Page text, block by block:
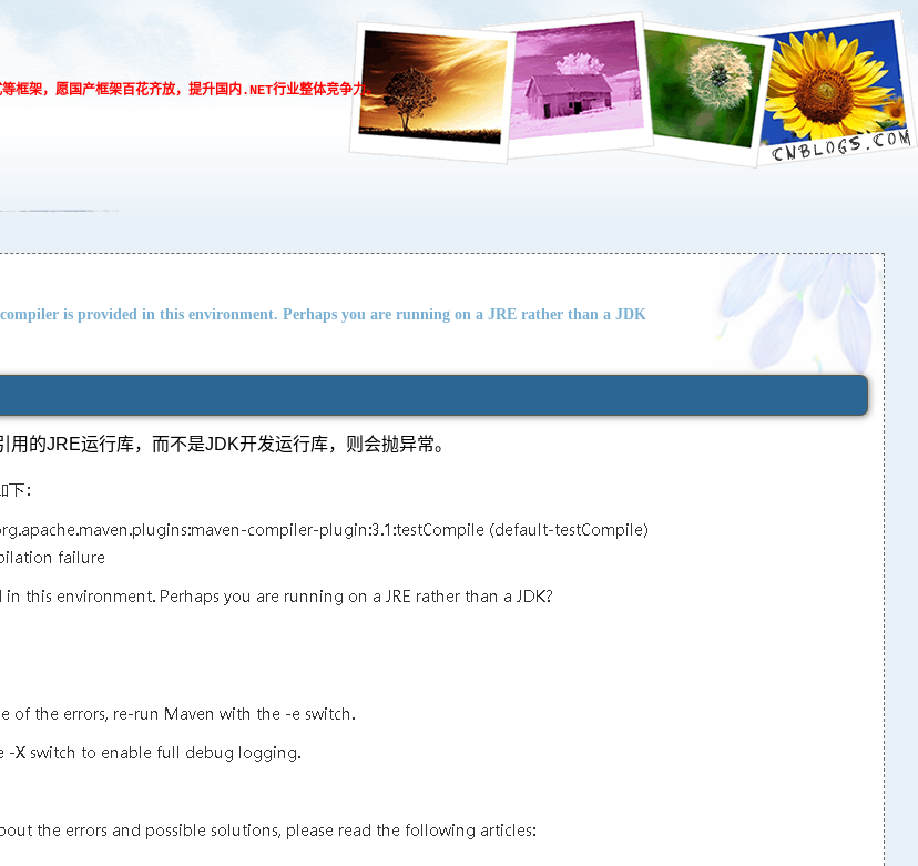
框架，愿国产框架百花齐放，提升国内.NET行业整体竞争力。
is provided in this environment. Perhaps you are running on a JRE rather than a JDK
的JRE运行库，而不是JDK开发运行库，则会抛异常。